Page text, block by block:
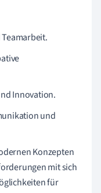
Innovation.
und
Konzepten
mit sich
für